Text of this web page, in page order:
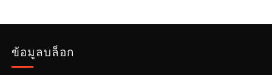
ข้อมูลบล็อก